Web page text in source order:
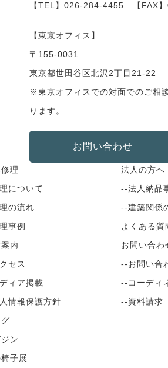
【TEL】 026-284-4455 【FAX
【東京オフィス】
〒155-0031
東京都世田谷区北沢2丁目21-22
※東京オフィスでの対面でのご相
ります。
お問い合わせ
理
について
の流れ
事例
内
セス
ィア掲載
情報保護方針
ン
子展
法人の方へ
--法人納品
--建築関係
よくある質
お問い合わ
--お問い合
--コーディ
--資料請求